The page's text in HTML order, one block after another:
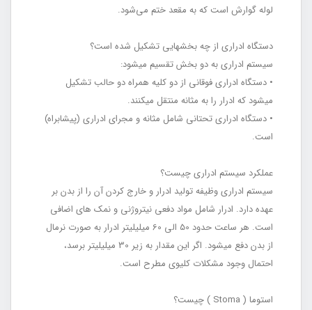
لوله گوارش است که به مقعد ختم می‌شود.
دستگاه ادراری از چه بخش‏هایی تشکیل شده است؟
سیستم ادراری به دو بخش تقسیم می‏شود:
• دستگاه ادراری فوقانی از دو کلیه همراه دو حالب تشکیل
می‏شود که ادرار را به مثانه منتقل می‏کنند.
• دستگاه ادراری تحتانی شامل مثانه و مجرای ادراری (پیشابراه)
است.
عملکرد سیستم ادراری چیست؟
سیستم ادراری وظیفه تولید ادرار و خارج کردن آن را از بدن بر
عهده دارد. ادرار شامل مواد دفعی نیتروژنی و نمک‏ های اضافی
است. هر ساعت حدود 50 الی 60 میلی‏لیتر ادرار به صورت نرمال
از بدن دفع می‏شود. اگر این مقدار به زیر 30 میلی‏لیتر برسد،
احتمال وجود مشکلات کلیوی مطرح است.
استوما ( Stoma ) چیست؟